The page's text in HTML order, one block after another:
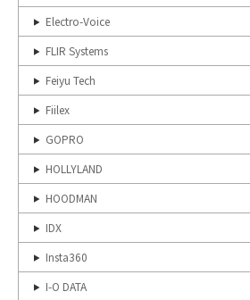
Electro-Voice
FLIR Systems
Feiyu Tech
Fiilex
GOPRO
HOLLYLAND
HOODMAN
IDX
Insta360
I-O DATA